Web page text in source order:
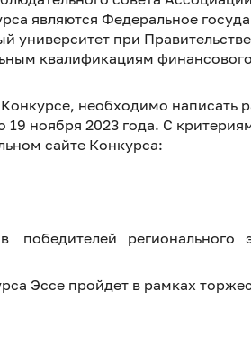
являются Федеральное
университет при
квалификациям
необходимо
19 ноября 2023 года. С
сайте Конкурса:
победителей регионального
Эссе пройдет в рамках